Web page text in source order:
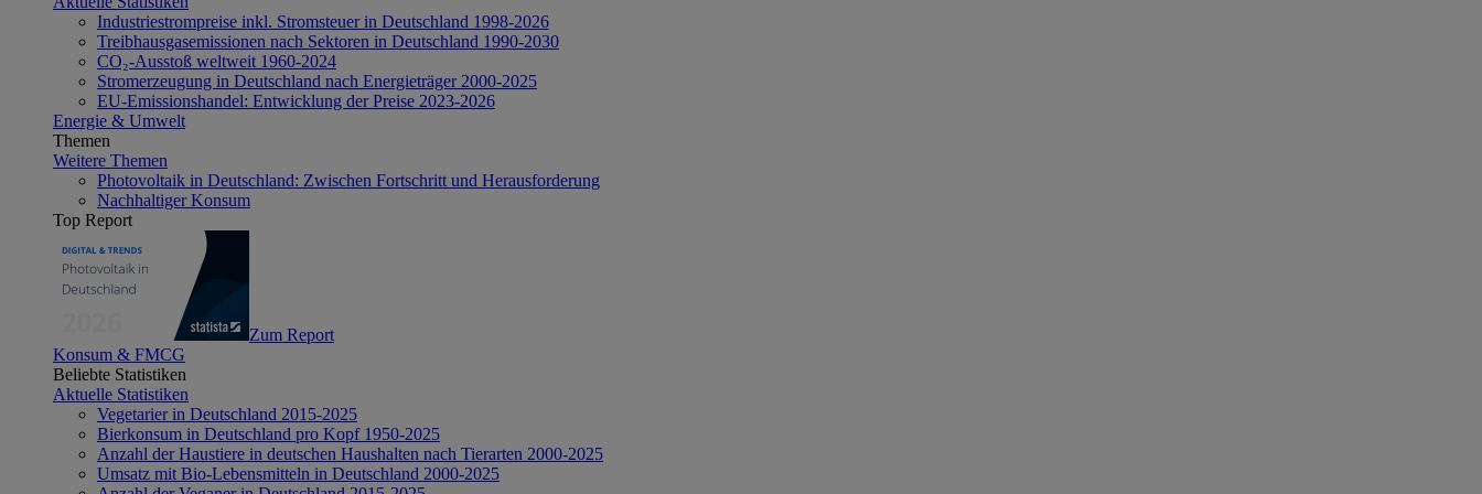
Industriestrompreise inkl. Stromsteuer in Deutschland 1998-2026
Treibhausgasemissionen nach Sektoren in Deutschland 1990-2030
CO₂-Ausstoß weltweit 1960-2024
Stromerzeugung in Deutschland nach Energieträger 2000-2025
EU-Emissionshandel: Entwicklung der Preise 2023-2026
Energie & Umwelt
Themen
Weitere Themen
Photovoltaik in Deutschland: Zwischen Fortschritt und Herausforderung
Nachhaltiger Konsum
Top Report
Zum Report
Konsum & FMCG
Beliebte Statistiken
Aktuelle Statistiken
Vegetarier in Deutschland 2015-2025
Bierkonsum in Deutschland pro Kopf 1950-2025
Anzahl der Haustiere in deutschen Haushalten nach Tierarten 2000-2025
Umsatz mit Bio-Lebensmitteln in Deutschland 2000-2025